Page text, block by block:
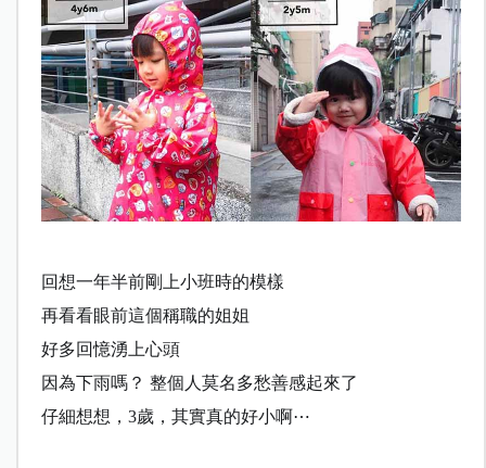
回想一年半前剛上小班時的模樣
再看看眼前這個稱職的姐姐
好多回憶湧上心頭
因為下雨嗎？ 整個人莫名多愁善感起來了
仔細想想， 3歲，其實真的好小啊⋯